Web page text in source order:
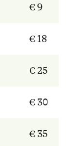
€ 9
€ 18
€ 25
€ 30
€ 35